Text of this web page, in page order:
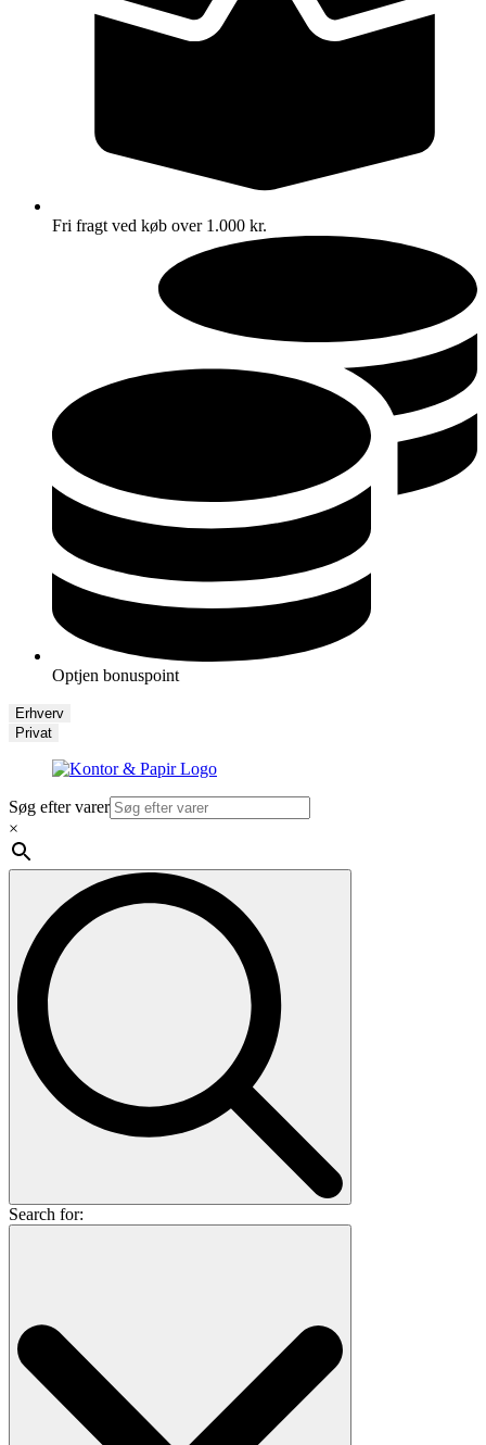
Fri fragt ved køb over 1.000 kr.
Optjen bonuspoint
Erhverv
Privat
Søg efter varer
×
Search for: